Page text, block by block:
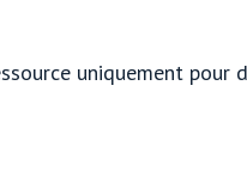
uniquement pour